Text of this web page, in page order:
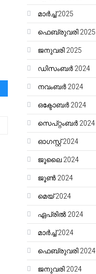
മാർച്ച്‌ 2025
ഫെബ്രുവരി 2025
ജനുവരി 2025
ഡിസംബർ 2024
നവംബർ 2024
ഒക്ടോബർ 2024
സെപ്റ്റംബർ 2024
ഓഗസ്റ്റ്‌ 2024
ജൂലൈ 2024
ജൂൺ 2024
മെയ്‌ 2024
ഏപ്രിൽ 2024
മാർച്ച്‌ 2024
ഫെബ്രുവരി 2024
ജനുവരി 2024